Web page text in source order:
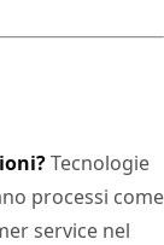
Tecnologie
processi come
service nel